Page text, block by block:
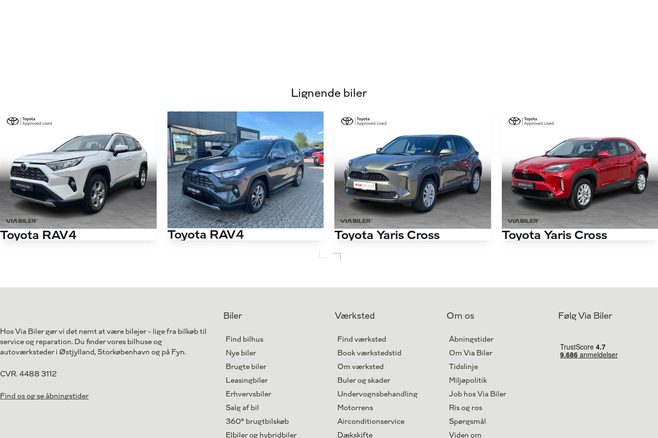
Lignende biler
Toyota RAV4
Drivmiddel
Hybrid
Kontant
259.800kr.
Toyota RAV4
Kontant
Toyota Yaris Cross
Drivmiddel
Hybrid
Lokation
Kastrup
Toyota Yaris Cross
Drivmiddel
Hybrid
Hos Via Biler gør vi det nemt at være bilejer - lige fra bilkøb til
service og reparation. Du finder vores bilhuse og
autoværksteder i Østjylland, Storkøbenhavn og på Fyn.
CVR. 4488 3112
Find os og se åbningstider
Biler
Find bilhus
Nye biler
Brugte biler
Leasingbiler
Erhvervsbiler
Salg af bil
360° brugtbilskøb
Elbiler og hybridbiler
Værksted
Find værksted
Book værkstedstid
Om værksted
Buler og skader
Undervognsbehandling
Motorrens
Airconditionservice
Dækskifte
Om os
Åbningstider
Om Via Biler
Tidslinje
Miljøpolitik
Job hos Via Biler
Ris og ros
Spørgsmål
Viden om
Følg Via Biler